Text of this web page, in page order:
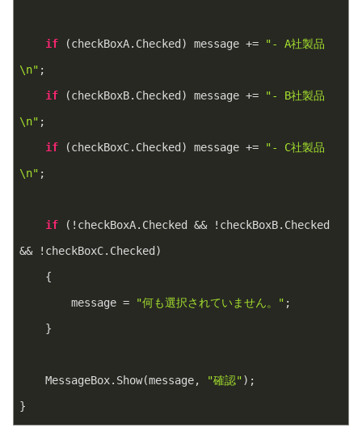
if (checkBoxA.Checked) message +=
"- A社製品
\n" ;
if (checkBoxB.Checked) message +=
"- B社製品
\n" ;
if (checkBoxC.Checked) message +=
"- C社製品
\n" ;
if (!checkBoxA.Checked && !checkBoxB.Checked
&& !checkBoxC.Checked)
    {
        message =
"何も選択されていません。" ;
    }
    MessageBox.Show(message,
"確認");
}